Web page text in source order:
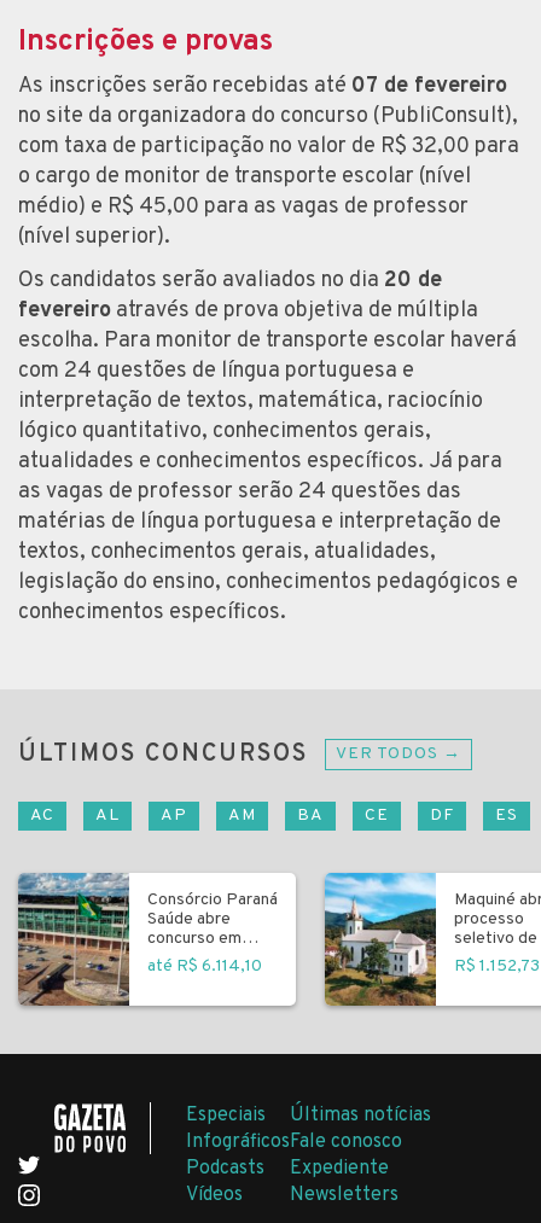
Inscrições e provas
As inscrições serão recebidas até 07 de fevereiro
no site da organizadora do concurso (PubliConsult),
com taxa de participação no valor de R$ 32,00 para
o cargo de monitor de transporte escolar (nível
médio) e R$ 45,00 para as vagas de professor
(nível superior).
Os candidatos serão avaliados no dia 20 de
fevereiro através de prova objetiva de múltipla
escolha. Para monitor de transporte escolar haverá
com 24 questões de língua portuguesa e
interpretação de textos, matemática, raciocínio
lógico quantitativo, conhecimentos gerais,
atualidades e conhecimentos específicos. Já para
as vagas de professor serão 24 questões das
matérias de língua portuguesa e interpretação de
textos, conhecimentos gerais, atualidades,
legislação do ensino, conhecimentos pedagógicos e
conhecimentos específicos.
ÚLTIMOS CONCURSOS VER TODOS →
AC AL AP AM BA CE DF ES
Consórcio Paraná
Saúde abre
concurso em
Curitiba
até R$ 6.114,10
Maquiné
processo
seletivo de
R$ 1.152,73
Especiais
Infográficos
Podcasts
Vídeos
Últimas notícias
Fale conosco
Expediente
Newsletters